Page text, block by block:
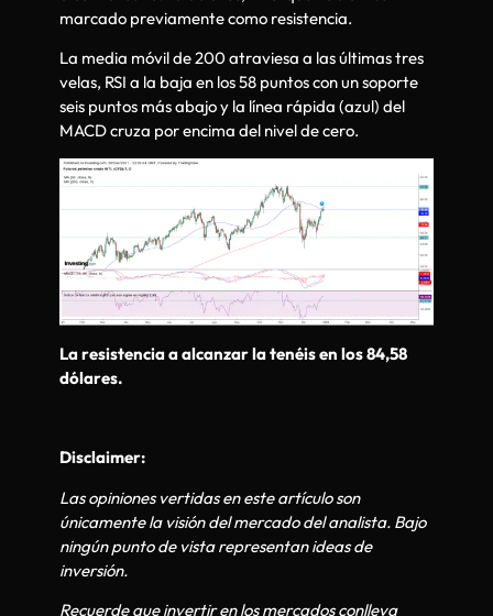
marcado previamente como resistencia.
La media móvil de 200 atraviesa a las últimas tres
velas, RSI a la baja en los 58 puntos con un soporte
seis puntos más abajo y la línea rápida (azul) del
MACD cruza por encima del nivel de cero.
La resistencia a alcanzar la tenéis en los 84,58
dólares.
Disclaimer:
Las opiniones vertidas en este artículo son
únicamente la visión del mercado del analista. Bajo
ningún punto de vista representan ideas de
inversión.
Recuerde que invertir en los mercados conlleva